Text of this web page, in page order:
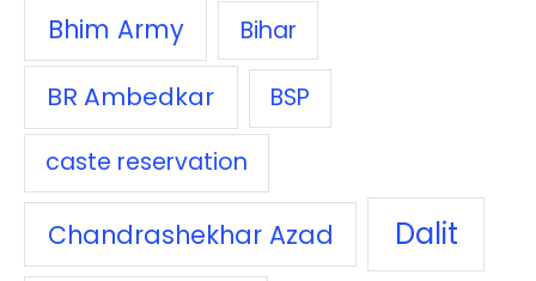
Bhim Army
Bihar
BR Ambedkar
BSP
caste reservation
Chandrashekhar Azad Dalit